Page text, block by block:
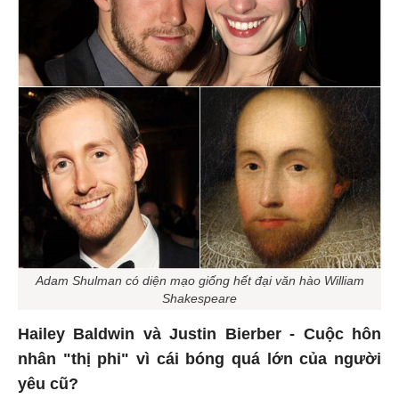
Adam Shulman có diện mạo giống hết đại văn hào William
Shakespeare
Hailey Baldwin và Justin Bierber - Cuộc hôn
nhân "thị phi" vì cái bóng quá lớn của người
yêu cũ?